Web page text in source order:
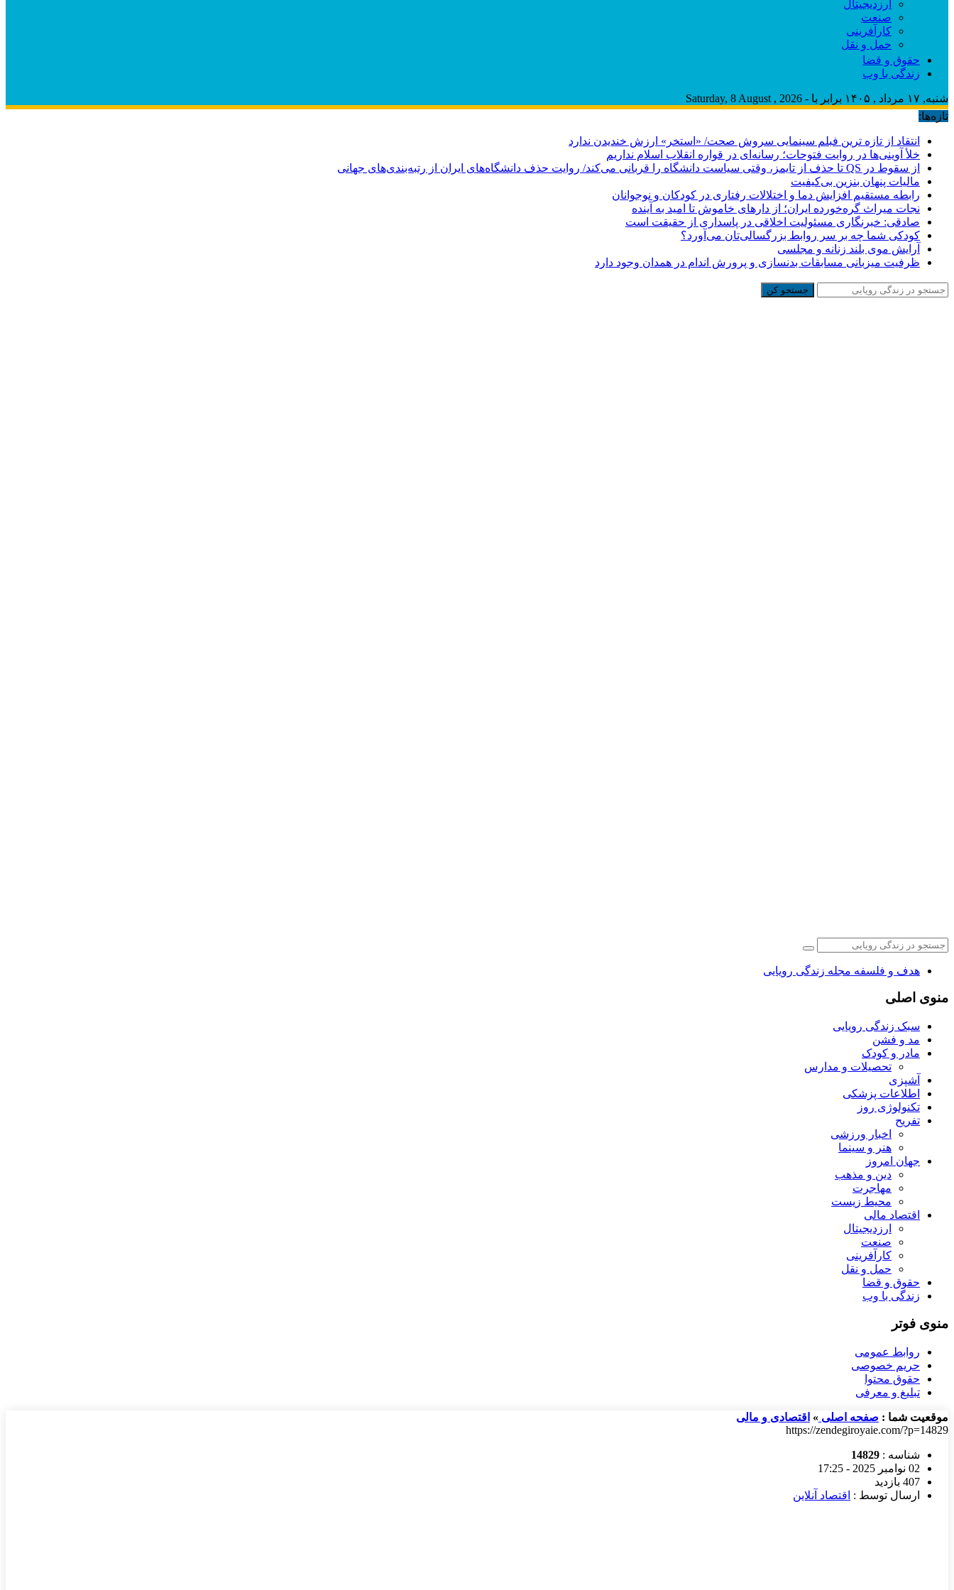
ارزدیجیتال
صنعت
کارآفرینی
حمل و نقل
حقوق و قضا
زندگی با وب
شنبه, ۱۷ مرداد , ۱۴۰۵ برابر با - Saturday, 8 August , 2026
تازه‌ها:
انتقاد از تازه ترین فبلم سینمایی سروش صحت/ «استخر» ارزش خندیدن ندارد
خلأ آوینی‌ها در روایت فتوحات؛ رسانه‌ای در قواره انقلاب اسلام نداریم
از سقوط در QS تا حذف از تایمز، وقتی سیاست دانشگاه را قربانی می‌کند/ روایت حذف دانشگاه‌های ایران از رتبه‌بندی‌های جهانی
مالیات پنهان بنزین بی‌کیفیت
رابطه مستقیم افزایش دما و اختلالات رفتاری در کودکان و نوجوانان
نجات میراث گره‌خورده ایران؛ از دارهای خاموش تا امید به آینده
صادقی: خبرنگاری مسئولیت اخلاقی در پاسداری از حقیقت است
کودکی شما چه بر سر روابط بزرگسالی‌تان می‌آورد؟
آرایش موی بلند زنانه و مجلسی
ظرفیت میزبانی مسابقات بدنسازی و پرورش اندام در همدان وجود دارد
جستجو کن
هدف و فلسفه مجله زندگی رویایی
منوی اصلی
سبک زندگی رویایی
مد و فشن
مادر و کودک
تحصیلات و مدارس
آشپزی
اطلاعات پزشکی
تکنولوژی روز
تفریح
اخبار ورزشی
هنر و سینما
جهان امروز
دین و مذهب
مهاجرت
محیط زیست
اقتصاد مالی
ارزدیجیتال
صنعت
کارآفرینی
حمل و نقل
حقوق و قضا
زندگی با وب
منوی فوتر
روابط عمومی
حریم خصوصی
حقوق محتوا
تبلیغ و معرفی
موقعیت شما : صفحه اصلی » اقتصادی و مالی
https://zendegiroyaie.com/?p=14829
شناسه : 14829
02 نوامبر 2025 - 17:25
407 بازدید
ارسال توسط : اقتصاد آنلاین